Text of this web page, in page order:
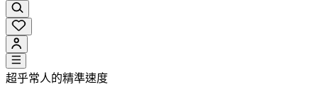
超乎常人的精準速度